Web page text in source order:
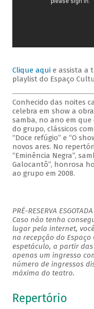
Clique aquie assista a
playlist do Espaço
Conhecido das noites
celebra em show a
samba, no ano em que
do grupo, clássicos
“Doce refúgio” e “O
novos ares. No
“Eminência Negra”,
Galocantô”, honrosa
ao grupo em 2008.
PRÉ-RESERVA ESGOTADA
Caso não tenha
lugar pela internet,
na recepção do Espaço
espetáculo, a partir das
apenas um ingresso
número de ingressos
máxima do teatro.
Repertório